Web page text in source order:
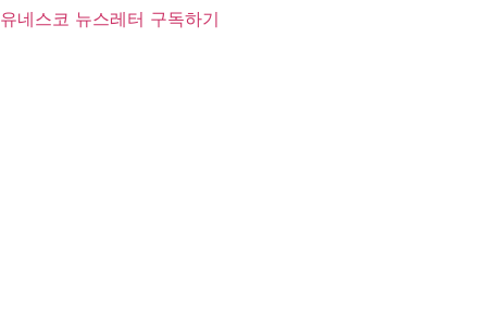
유네스코 뉴스레터 구독하기